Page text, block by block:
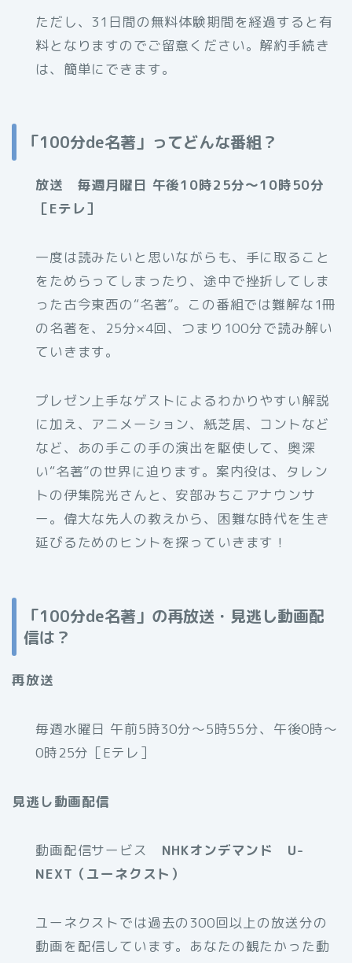
ただし、31日間の無料体験期間を経過すると有
料となりますのでご留意ください。解約手続き
は、簡単にできます。
「100分de名著」ってどんな番組？
放送 毎週月曜日 午後10時25分～10時50分
［Eテレ］
一度は読みたいと思いながらも、手に取ること
をためらってしまったり、途中で挫折してしま
った古今東西の“名著”。この番組では難解な1冊
の名著を、25分×4回、つまり100分で読み解い
ていきます。
プレゼン上手なゲストによるわかりやすい解説
に加え、アニメーション、紙芝居、コントなど
など、あの手この手の演出を駆使して、奥深
い“名著”の世界に迫ります。案内役は、タレン
トの伊集院光さんと、安部みちこアナウンサ
ー。偉大な先人の教えから、困難な時代を生き
延びるためのヒントを探っていきます！
「100分de名著」の再放送・見逃し動画配
信は？
再放送
毎週水曜日 午前5時30分～5時55分、午後0時～
0時25分［Eテレ］
見逃し動画配信
動画配信サービス NHKオンデマンド
U-
NEXT（ユーネクスト）
ユーネクストでは過去の300回以上の放送分の
動画を配信しています。あなたの観たかった動